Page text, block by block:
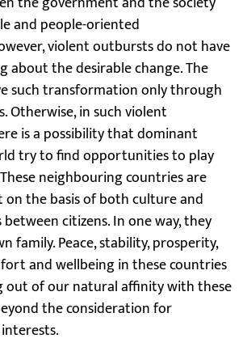
and people-oriented
violent outbursts do not have
about the desirable change. The
such transformation only through
Otherwise, in such violent
is a possibility that dominant
try to find opportunities to play
neighbouring countries are
the basis of both culture and
citizens. In one way, they
family. Peace, stability, prosperity,
and wellbeing in these countries
out of our natural affinity with these
the consideration for